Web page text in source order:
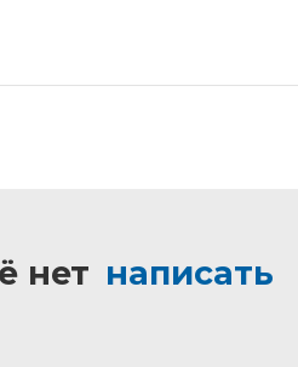
нет написать